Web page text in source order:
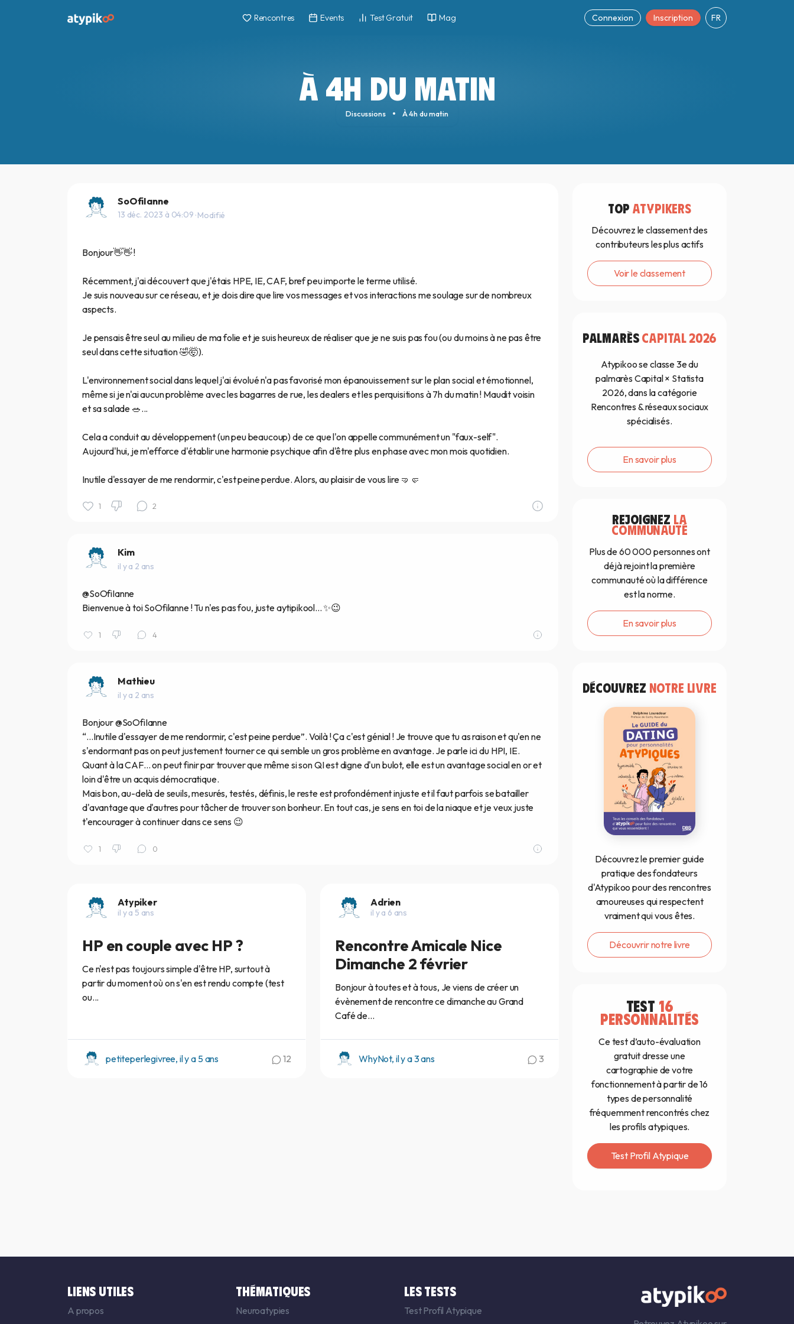
Connexion Inscription FR
Rencontres Events Test Gratuit Mag
À 4H DU MATIN
Discussions À 4h du matin
SoOfiIanne
13 déc. 2023 à 04:09 · Modifié
Bonjour👋👋 !
Récemment, j'ai découvert que j'étais HPE, IE, CAF, bref peu importe le terme utilisé.
Je suis nouveau sur ce réseau, et je dois dire que lire vos messages et vos interactions me soulage sur de nombreux
aspects.
Je pensais être seul au milieu de ma folie et je suis heureux de réaliser que je ne suis pas fou (ou du moins à ne pas être
seul dans cette situation 🤣🤯).
L'environnement social dans lequel j'ai évolué n'a pas favorisé mon épanouissement sur le plan social et émotionnel,
même si je n'ai aucun problème avec les bagarres de rue, les dealers et les perquisitions à 7h du matin ! Maudit voisin
et sa salade 🥗...
Cela a conduit au développement (un peu beaucoup) de ce que l'on appelle communément un "faux-self".
Aujourd'hui, je m'efforce d'établir une harmonie psychique afin d'être plus en phase avec mon mois quotidien.
Inutile d'essayer de me rendormir, c'est peine perdue. Alors, au plaisir de vous lire 🤜🤛
1 2
Kim
il y a 2 ans
@SoOfiIanne
Bienvenue à toi SoOfilanne ! Tu n'es pas fou, juste aytipikool... ✨😉
1 4
Mathieu
il y a 2 ans
Bonjour @SoOfiIanne
“…Inutile d'essayer de me rendormir, c'est peine perdue”. Voilà ! Ça c'est génial ! Je trouve que tu as raison et qu'en ne
s'endormant pas on peut justement tourner ce qui semble un gros problème en avantage. Je parle ici du HPI, IE.
Quant à la CAF… on peut finir par trouver que même si son QI est digne d'un bulot, elle est un avantage social en or et
loin d'être un acquis démocratique.
Mais bon, au-delà de seuils, mesurés, testés, définis, le reste est profondément injuste et il faut parfois se batailler
d'avantage que d'autres pour tâcher de trouver son bonheur. En tout cas, je sens en toi de la niaque et je veux juste
t'encourager à continuer dans ce sens 😉
1 0
Atypiker
il y a 5 ans
HP en couple avec HP ?
Ce n'est pas toujours simple d'être HP, surtout à
partir du moment où on s'en est rendu compte (test
ou...
petiteperlegivree, il y a 5 ans 12
Adrien
il y a 6 ans
Rencontre Amicale Nice
Dimanche 2 février
Bonjour à toutes et à tous, Je viens de créer un
évènement de rencontre ce dimanche au Grand
Café de...
WhyNot, il y a 3 ans 3
TOP ATYPIKERS
Découvrez le classement des
contributeurs les plus actifs
Voir le classement
PALMARÈSCAPITAL 2026
Atypikoo se classe 3e du
palmarès Capital × Statista
2026, dans la catégorie
Rencontres & réseaux sociaux
spécialisés.
En savoir plus
REJOIGNEZ LA
COMMUNAUTÉ
Plus de 60 000 personnes ont
déjà rejoint la première
communauté où la différence
est la norme.
En savoir plus
DÉCOUVREZ NOTRE LIVRE
Découvrez le premier guide
pratique des fondateurs
d'Atypikoo pour des rencontres
amoureuses qui respectent
vraiment qui vous êtes.
Découvrir notre livre
TEST 16
PERSONNALITÉS
Ce test d’auto-évaluation
gratuit dresse une
cartographie de votre
fonctionnement à partir de 16
types de personnalité
fréquemment rencontrés chez
les profils atypiques.
Test Profil Atypique
LIENS UTILES
A propos
THÉMATIQUES
Neuroatypies
LES TESTS
Test Profil Atypique